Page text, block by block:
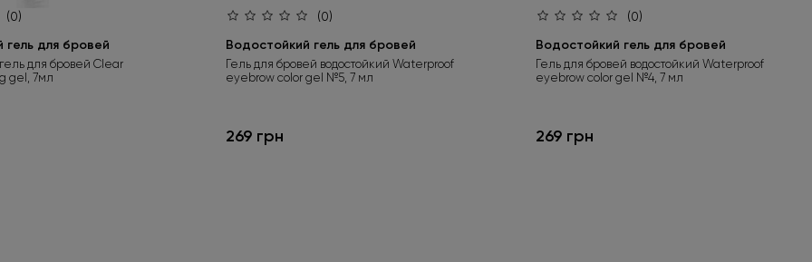
(0)
для бровей
для бровей Clear
gel, 7мл
(0)
Водостойкий гель для бровей
Гель для бровей водостойкий Waterproof
eyebrow color gel №5, 7 мл
269 грн
(0)
Водостойкий гель для бровей
Гель для бровей водостойкий Waterproof
eyebrow color gel №4, 7 мл
269 грн